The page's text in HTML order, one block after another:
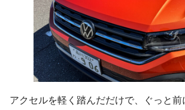
アクセルを軽く踏んだだけで、ぐっと前